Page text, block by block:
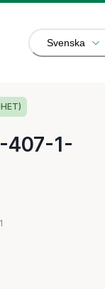
Svenska
407-1-